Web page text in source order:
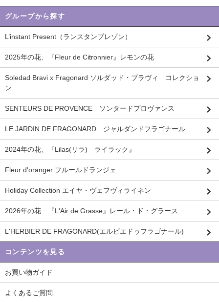
グループから探す
L’instant Present（ランスタンプレゾン）
2025年の花、『Fleur de Citronnier』レモンの花
Soledad Bravi x Fragonard ソルダッド・ブラヴィ コレクショ
ン
SENTEURS DE PROVENCE ソンタードプロヴァンス
LE JARDIN DE FRAGONARD ジャルダンドフラゴナール
2024年の花、『Lilas(リラ) ライラック』
Fleur d'oranger フルールドランジェ
Holiday Collection エイヤ・ヴェフヴィライネン
2026年の花 『L'Air de Grasse』レール・ド・グラース
L'HERBIER DE FRAGONARD(エルビエドゥフラゴナール)
コンテンツを見る
お買い物ガイド
よくあるご質問